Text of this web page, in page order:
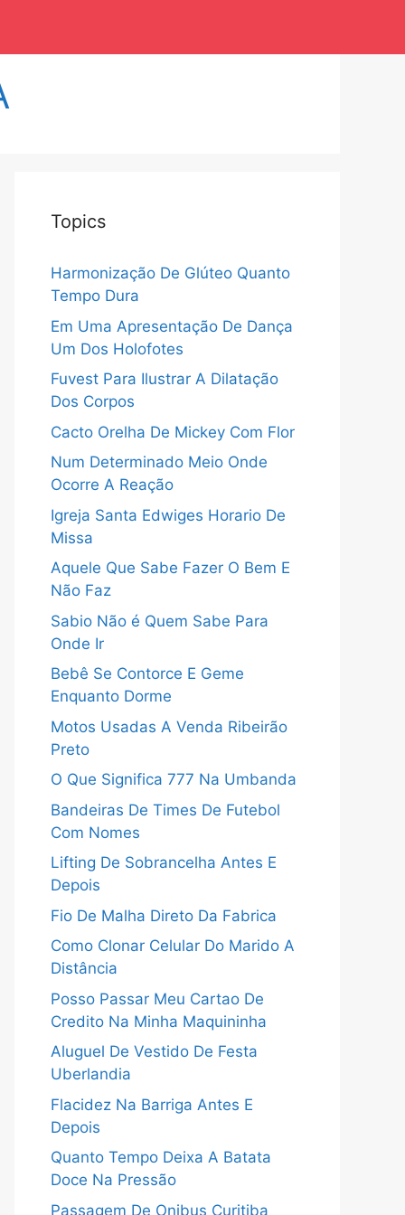
Topics
Harmonização De Glúteo Quanto
Tempo Dura
Em Uma Apresentação De Dança
Um Dos Holofotes
Fuvest Para Ilustrar A Dilatação
Dos Corpos
Cacto Orelha De Mickey Com Flor
Num Determinado Meio Onde
Ocorre A Reação
Igreja Santa Edwiges Horario De
Missa
Aquele Que Sabe Fazer O Bem E
Não Faz
Sabio Não é Quem Sabe Para
Onde Ir
Bebê Se Contorce E Geme
Enquanto Dorme
Motos Usadas A Venda Ribeirão
Preto
O Que Significa 777 Na Umbanda
Bandeiras De Times De Futebol
Com Nomes
Lifting De Sobrancelha Antes E
Depois
Fio De Malha Direto Da Fabrica
Como Clonar Celular Do Marido A
Distância
Posso Passar Meu Cartao De
Credito Na Minha Maquininha
Aluguel De Vestido De Festa
Uberlandia
Flacidez Na Barriga Antes E
Depois
Quanto Tempo Deixa A Batata
Doce Na Pressão
Passagem De Onibus Curitiba